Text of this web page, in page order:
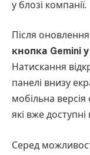
у блозі компанії.
Після
кнопка Gemini
Натискання
панелі внизу
мобільна
які вже
Серед